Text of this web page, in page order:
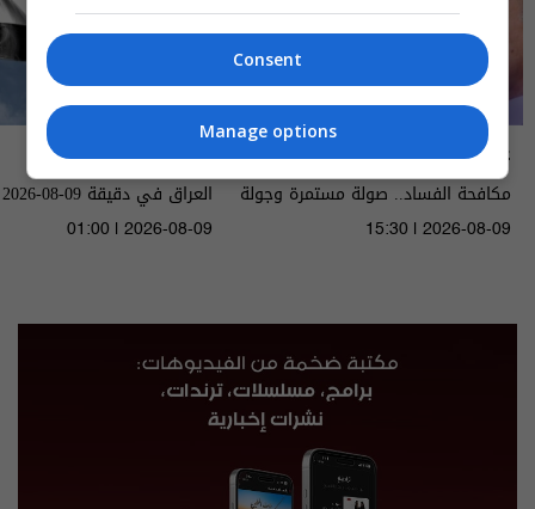
عشرين
مكافحة الفساد.. صولة مستمرة وجولة
قادمة - الحلقة ٥٥ | الموسم 5
15:30 | 2026-08-09
العراق في دقيقة
العراق في دقيقة 09-08-2026 | 2026
01:00 | 2026-08-09
Consent
Manage options